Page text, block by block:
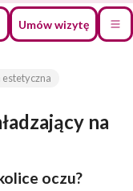
Umów wizytę
na
oczu?